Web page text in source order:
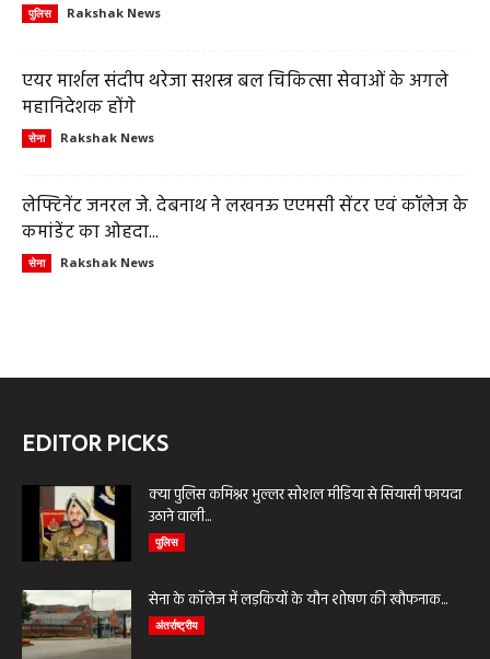
पुलिस Rakshak News
एयर मार्शल संदीप थरेजा सशस्त्र बल चिकित्सा सेवाओं के अगले
महानिदेशक होंगे
सेना Rakshak News
लेफ्टिनेंट जनरल जे. देबनाथ ने लखनऊ एएमसी सेंटर एवं कॉलेज के
कमांडेंट का ओहदा...
सेना Rakshak News
EDITOR PICKS
क्या पुलिस कमिश्नर भुल्लर सोशल मीडिया से सियासी फायदा
उठाने वाली...
पुलिस
सेना के कॉलेज में लड़कियों के यौन शोषण की खौफनाक...
अंतर्राष्ट्रीय